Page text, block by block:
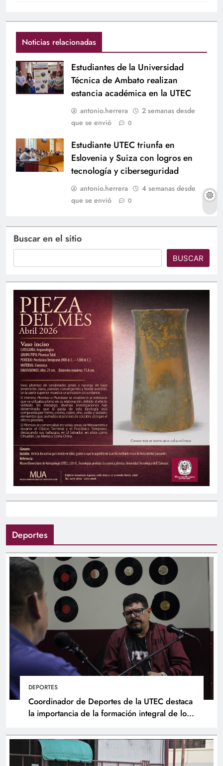
Noticias relacionadas
Estudiantes de la Universidad
Técnica de Ambato realizan
estancia académica en la UTEC
antonio.herrera
2 semanas desde
que se envió
0
Estudiante UTEC triunfa en
Eslovenia y Suiza con logros en
tecnología y ciberseguridad
antonio.herrera
4 semanas desde
que se envió
0
Buscar en el sitio
BUSCAR
Deportes
DEPORTES
Coordinador de Deportes de la UTEC destaca
la importancia de la formación integral de los